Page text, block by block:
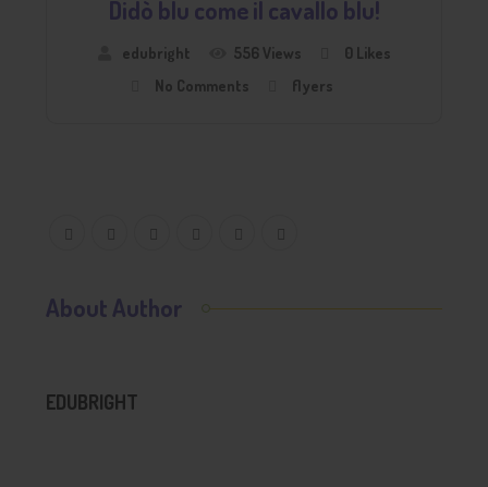
Didò blu come il cavallo blu!
edubright 556 Views 0 Likes
No Comments
flyers
About Author
EDUBRIGHT